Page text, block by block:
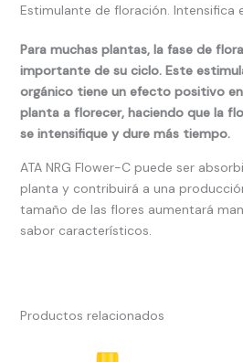
Estimulante de floración. Intensifica
Para muchas plantas, la fase de
importante de su ciclo. Este
orgánico tiene un efecto positivo
planta a florecer, haciendo que la
se intensifique y dure más tiempo.
ATA NRG Flower-C puede ser
planta y contribuirá a una
tamaño de las flores aumentará
sabor característicos.
Productos relacionados
de